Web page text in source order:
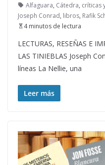
Alfaguara, Cátedra, críticas
Joseph Conrad, libros, Rafik
4 minutos de lectura
LECTURAS, RESEÑAS E
LAS TINIEBLAS Joseph
líneas La Nellie, una
Leer más